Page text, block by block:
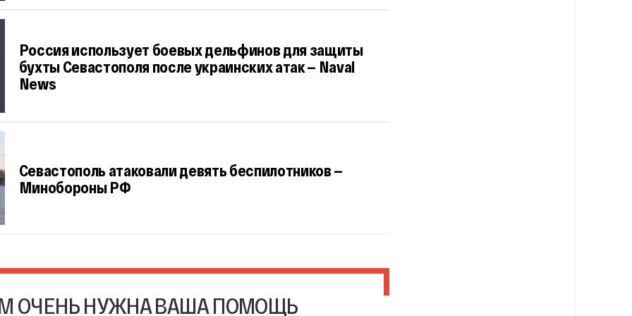
Россия использует боевых дельфинов для защиты
бухты Севастополя после украинских атак — Naval
News
Севастополь атаковали девять беспилотников —
Минобороны РФ
ОЧЕНЬ НУЖНА ВАША ПОМОЩЬ